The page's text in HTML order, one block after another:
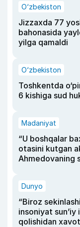
O‘zbekiston
Jizzaxda 77
bahonasida
yilga qamaldi
O‘zbekiston
Toshkentda
6 kishiga sud
Madaniyat
“U boshqalar
otasini kutgan
Ahmedovaning
Dunyo
“Biroz
insoniyat
qolishidan